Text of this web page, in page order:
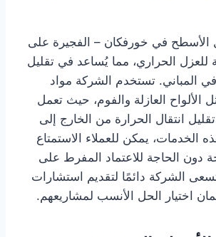
في خورفكان – الفجيرة على
للعزل الحراري، مما يُساعد في تقليل
في المباني. تستخدم الشركة مواد
الألواح العازلة والفوم، حيث تعمل
انتقال الحرارة من الخارج إلى
الخدمات، يمكن للعملاء الاستمتاع
دون الحاجة للاعتماد المفرط على
الشركة دائمًا لتقديم استشارات
اختيار الحل الأنسب لمشاريعهم.